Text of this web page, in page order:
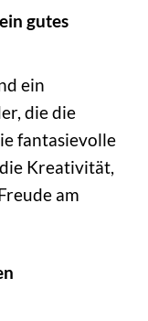
gutes
ein
die die
fantasievolle
Kreativität,
am